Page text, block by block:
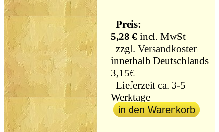
Preis:
5,28 € incl. MwSt
zzgl.Versandkosten
innerhalb Deutschlands
3,15€
Lieferzeit ca. 3-5
Werktage
in den Warenkorb